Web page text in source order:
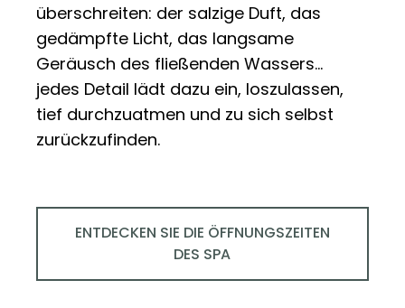
überschreiten: der salzige Duft, das
gedämpfte Licht, das langsame
Geräusch des fließenden Wassers…
jedes Detail lädt dazu ein, loszulassen,
tief durchzuatmen und zu sich selbst
zurückzufinden.
ENTDECKEN SIE DIE ÖFFNUNGSZEITEN
DES SPA